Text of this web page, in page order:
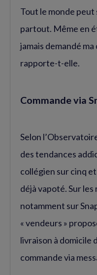
Tout le monde peut
partout. Même en
jamais demandé
rapporte-t-elle.
Commande via
Selon
des tendances
collégien sur cinq
déjà vapoté. Sur
notamment sur
« vendeurs »
livraison à domicile
commande via